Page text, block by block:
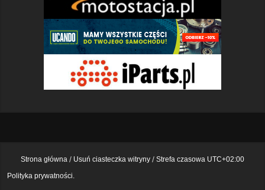
Strona główna Usuń ciasteczka witryny Strefa czasowa UTC+02:00
Polityka prywatności.